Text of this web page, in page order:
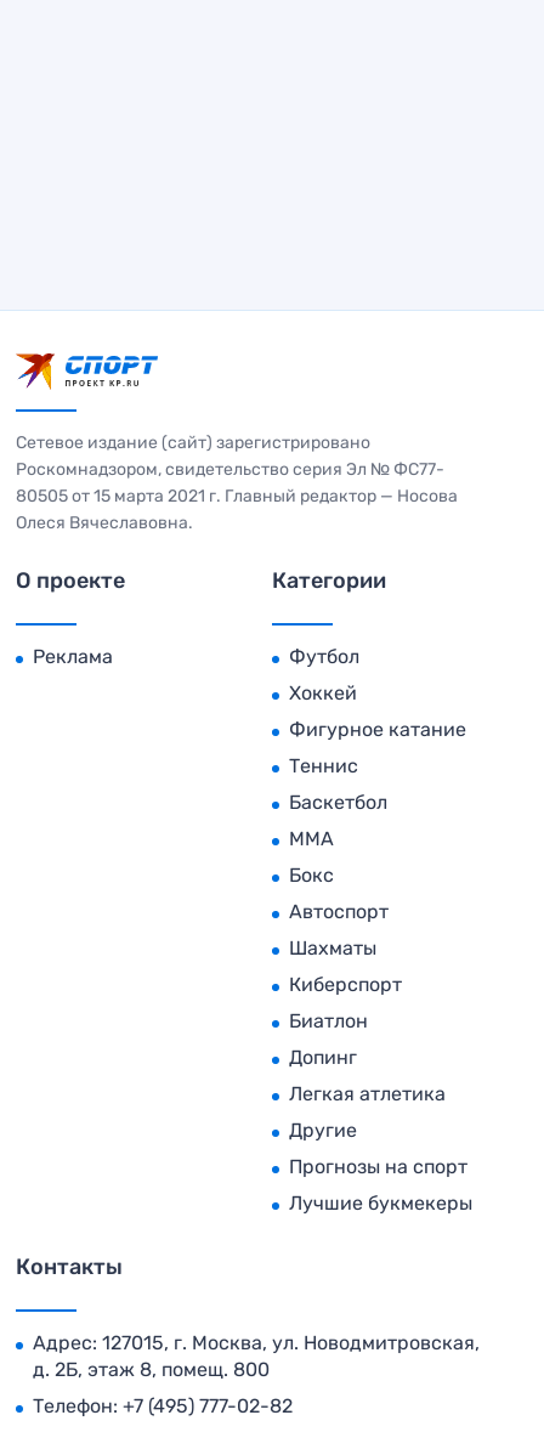
Сетевое издание (сайт) зарегистрировано
Роскомнадзором, свидетельство серия Эл № ФС77-
80505 от 15 марта 2021 г. Главный редактор — Носова
Олеся Вячеславовна.
О проекте
Реклама
Категории
Футбол
Хоккей
Фигурное катание
Теннис
Баскетбол
MMA
Бокс
Автоспорт
Шахматы
Киберспорт
Биатлон
Допинг
Легкая атлетика
Другие
Прогнозы на спорт
Лучшие букмекеры
Контакты
Адрес: 127015, г. Москва, ул. Новодмитровская,
д. 2Б, этаж 8, помещ. 800
Телефон: +7 (495) 777-02-82